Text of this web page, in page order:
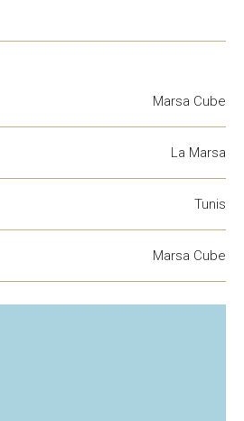
Marsa Cube
La Marsa
Tunis
Marsa Cube